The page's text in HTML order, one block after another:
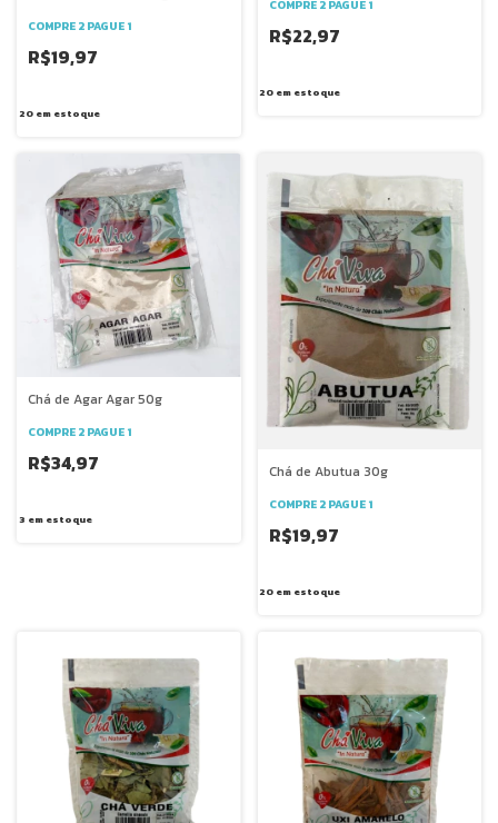
COMPRE 2 PAGUE 1
R$19,97
20em estoque
COMPRE 2 PAGUE 1
R$22,97
20 em estoque
Chá de Agar Agar 50g
COMPRE 2 PAGUE 1
R$34,97
3 em estoque
Chá de Abutua 30g
COMPRE 2 PAGUE 1
R$19,97
20 em estoque